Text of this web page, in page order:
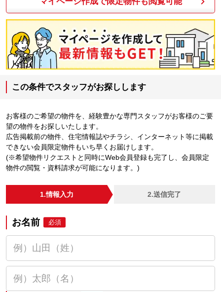
この条件でスタッフがお探しします
お客様のご希望の物件を、経験豊かな専門スタッフがお客様のご要
望の物件をお探しいたします。
広告掲載前の物件、住宅情報誌やチラシ、インターネット等に掲載
できない会員限定物件もいち早くお届けします。
(※希望物件リクエストと同時にWeb会員登録も完了し、会員限定
物件の閲覧・資料請求が可能になります。)
1.情報入力 2.送信完了
お名前 必須